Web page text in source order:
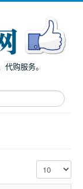
购服务。
每页显示条数